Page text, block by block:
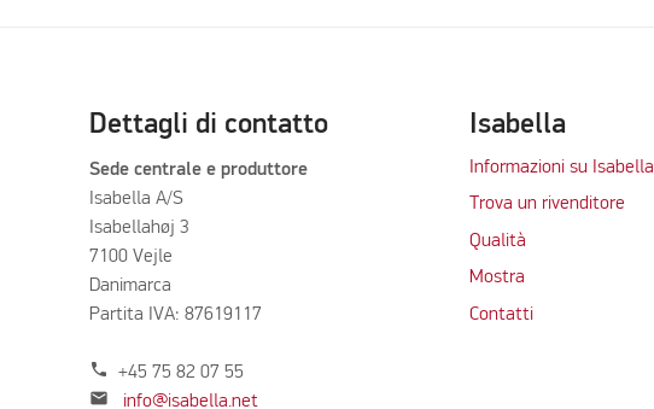
Dettagli di contatto
Sede centrale e produttore
Isabella A/S
Isabellahøj 3
7100 Vejle
Danimarca
Partita IVA: 87619117
phone +45 75 82 07 55
mail info@isabella.net
Isabella
Informazioni su Isabella
Trova un rivenditore
Qualità
Mostra
Contatti